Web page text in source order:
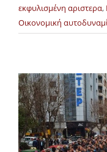
εκφυλισμένη αριστερα,
Οικονομική